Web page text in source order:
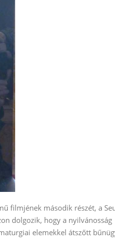
filmjének második részét, a
dolgozik, hogy a nyilvánosság
elemekkel átszőtt